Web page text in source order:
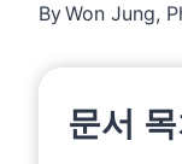
ByWon Jung,
문서